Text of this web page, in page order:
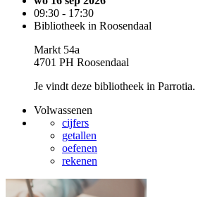
09:30 - 17:30
Bibliotheek in Roosendaal
Markt 54a
4701 PH Roosendaal
Je vindt deze bibliotheek in Parrotia.
Volwassenen
cijfers
getallen
oefenen
rekenen